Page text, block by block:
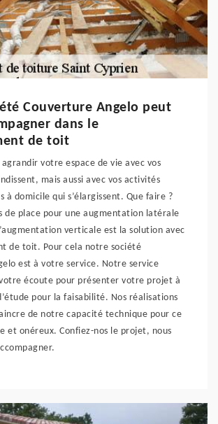
Couverture Angelo peut
dans le
de toit
votre espace de vie avec vos
mais aussi avec vos activités
à domicile qui s’élargissent. Que faire ?
de place pour une augmentation latérale
verticale est la solution avec
de toit. Pour cela notre société
est à votre service. Notre service
écoute pour présenter votre projet à
pour la faisabilité. Nos réalisations
de notre capacité technique pour ce
et onéreux. Confiez-nos le projet, nous